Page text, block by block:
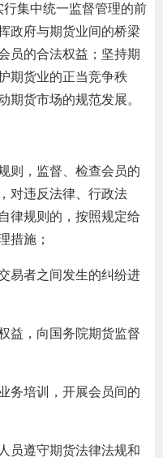
行业投
会员公
期货公
集中统一监督管理的前
政府与期货业间的桥梁
员的合法权益；坚持期
期货业的正当竞争秩
期货市场的规范发展。
则，监督、检查会员的
对违反法律、行政法
律规则的，按照规定给
措施；
易者之间发生的纠纷进
益，向国务院期货监督
务培训，开展会员间的
员遵守期货法律法规和